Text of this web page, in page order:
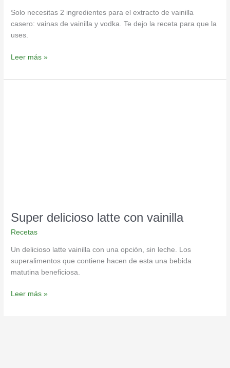
Solo necesitas 2 ingredientes para el extracto de vainilla
casero: vainas de vainilla y vodka. Te dejo la receta para que la
uses.
Leer más »
Super delicioso latte con vainilla
Recetas
Un delicioso latte vainilla con una opción, sin leche. Los
superalimentos que contiene hacen de esta una bebida
matutina beneficiosa.
Leer más »